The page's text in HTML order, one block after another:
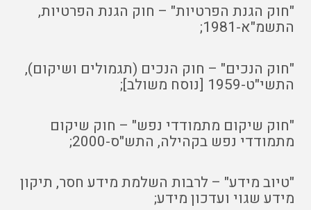
"חוק הגנת הפרטיות" – חוק הגנת הפרטיות,
התשמ"א-1981;
"חוק הנכים" – חוק הנכים (תגמולים ושיקום),
התשי"ט-1959 [נוסח משולב];
"חוק שיקום מתמודדי נפש" – חוק שיקום
מתמודדי נפש בקהילה, התש"ס-2000;
"טיוב מידע" – לרבות השלמת מידע חסר, תיקון
מידע שגוי ועדכון מידע;